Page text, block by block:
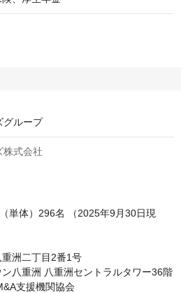
グループ
株式会社
単体）296名 （2025年9月30日現
洲二丁目2番1号
八重洲セントラルタワー36階
支援機関協会